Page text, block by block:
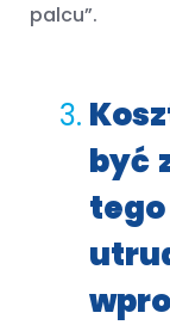
palcu”.
być